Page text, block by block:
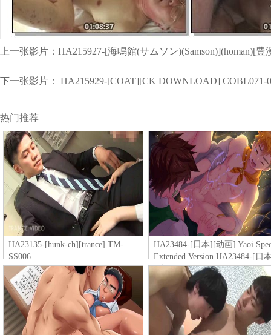
上一张影片： HA215927-[海鳴館(サムソン)(Samson)](homan)[
下一张影片： HA215929-[COAT][CK DOWNLOAD] COBL071-
热门推荐
HA23135-[hunk-ch][trance] TM-
SS006
HA23484-[日本][动画] Yaoi
Extended Version HA23484-[日
[动画] Yaoi Special Extended